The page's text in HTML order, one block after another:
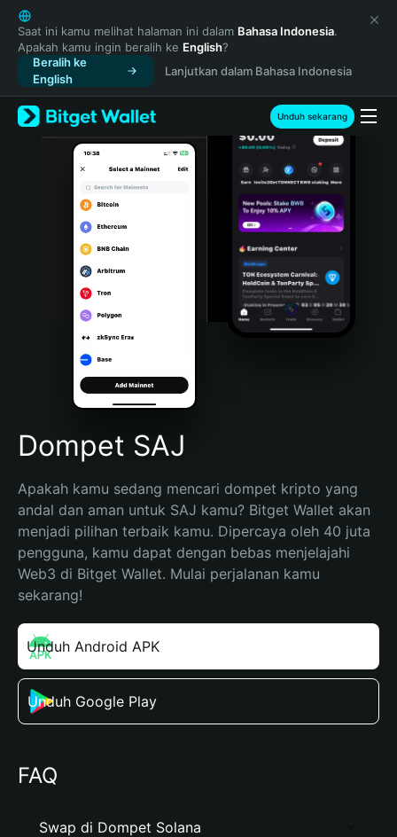
English
日本語
Tiếng Việt
Русский
Español (Latinoamérica)
Türkçe
Italiano
Português (Portugal)
Bahasa Indonesia
Português (Brasil)
Español (Argentina)
Saat ini kamu melihat halaman ini dalam Bahasa Indonesia.
Apakah kamu ingin beralih ke English?
Beralih ke
English
Lanjutkan dalam Bahasa Indonesia
Unduh sekarang
Dompet SAJ
Apakah kamu sedang mencari dompet kripto yang
andal dan aman untuk SAJ kamu? Bitget Wallet akan
menjadi pilihan terbaik kamu. Dipercaya oleh 40 juta
pengguna, kamu dapat dengan bebas menjelajahi
Web3 di Bitget Wallet. Mulai perjalanan kamu
sekarang!
Unduh Android APK
Unduh Google Play
FAQ
Swap di Dompet Solana